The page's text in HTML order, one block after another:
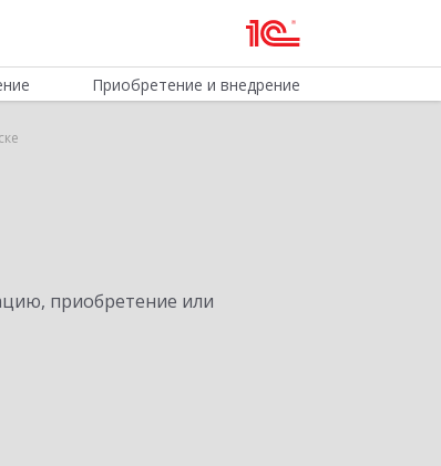
Приобретение и внедрение
приобретение или